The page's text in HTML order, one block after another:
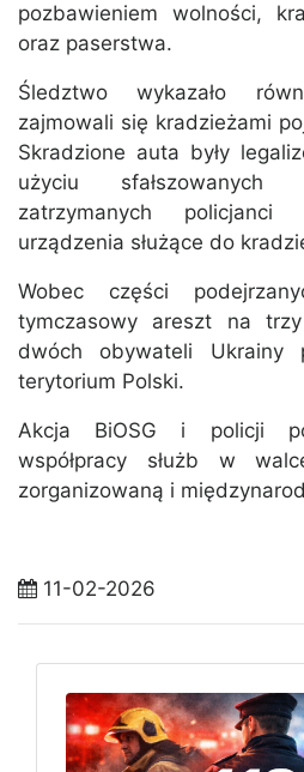
pozbawieniem wolności,
oraz paserstwa.
Śledztwo wykazało
zajmowali się kradzieżami
Skradzione auta były
użyciu sfałszowanych
zatrzymanych policjanci
urządzenia służące do
Wobec części
tymczasowy areszt na
dwóch obywateli Ukrainy
terytorium Polski.
Akcja BiOSG i policji
współpracy służb w
zorganizowaną i
11-02-2026